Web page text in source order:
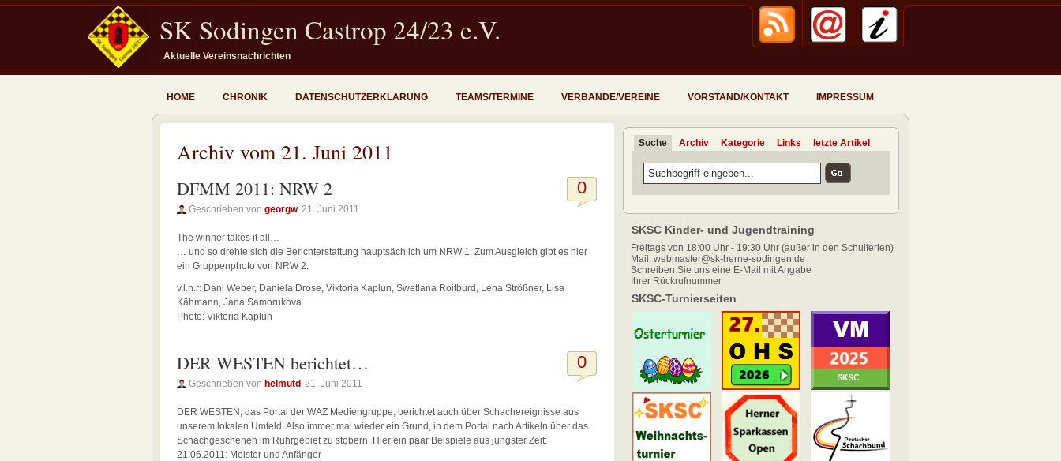
SK Sodingen Castrop 24/23 e.V.
Aktuelle Vereinsnachrichten
HOME CHRONIK DATENSCHUTZERKLÄRUNG TEAMS/TERMINE VERBÄNDE/VEREINE VORSTAND/KONTAKT IMPRESSUM
Archiv vom 21. Juni 2011
0
DFMM 2011: NRW 2
Geschrieben von georgw 21. Juni 2011
The winner takes it all…
… und so drehte sich die Berichterstattung hauptsächlich um NRW 1. Zum Ausgleich gibt es hier
ein Gruppenphoto von NRW 2:
v.l.n.r: Dani Weber, Daniela Drose, Viktoria Kaplun, Swetlana Roitburd, Lena Strößner, Lisa
Kähmann, Jana Samorukova
Photo: Viktoria Kaplun
0
DER WESTEN berichtet…
Geschrieben von helmutd 21. Juni 2011
DER WESTEN, das Portal der WAZ Mediengruppe, berichtet auch über Schachereignisse aus
unserem lokalen Umfeld. Also immer mal wieder ein Grund, in dem Portal nach Artikeln über das
Schachgeschehen im Ruhrgebiet zu stöbern. Hier ein paar Beispiele aus jüngster Zeit:
21.06.2011: Meister und Anfänger
Suche Archiv Kategorie Links letzte Artikel
SKSC Kinder- und Jugendtraining
Freitags von 18:00 Uhr - 19:30 Uhr (außer in den Schulferien)
Mail: webmaster@sk-herne-sodingen.de
Schreiben Sie uns eine E-Mail mit Angabe
Ihrer Rückrufnummer
SKSC-Turnierseiten